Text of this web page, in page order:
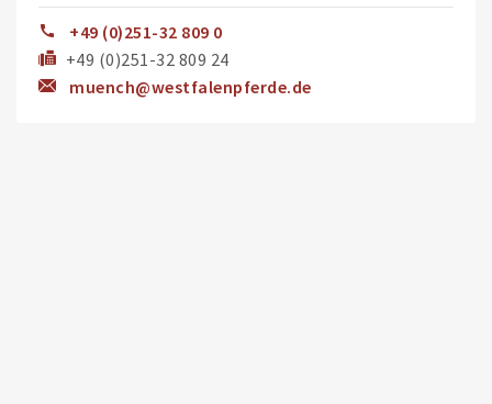
+49 (0)251-32 809 0
+49 (0)251-32 809 24
muench@westfalenpferde.de